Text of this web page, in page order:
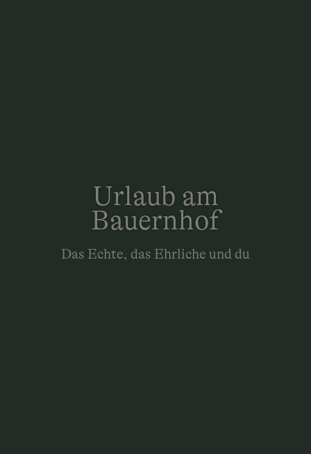
Urlaub am
Bauernhof
Das Echte, das Ehrliche und du